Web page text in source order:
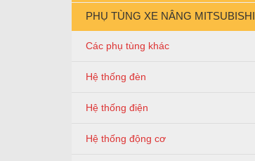
PHỤ TÙNG XE NÂNG MITSUBISHI
Các phụ tùng khác
Hệ thống đèn
Hệ thống điện
Hệ thống động cơ